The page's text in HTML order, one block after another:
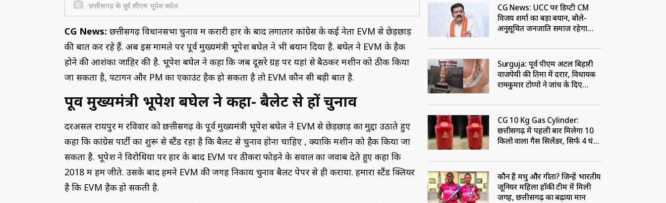
छत्तीसगढ़ के पूर्व सीएम भूपेश बघेल
CG News: छत्तीसगढ़ विधानसभा चुनाव में करारी हार के बाद लगातार कांग्रेस के कई नेता EVM से छेड़छाड़
की बात कर रहे हैं. अब इस मामले पर पूर्व मुख्यमंत्री भूपेश बघेल ने भी बयान दिया है. बघेल ने EVM के हैक
होने की आशंका जाहिर की है. भूपेश बघेल ने कहा कि जब दूसरे ग्रह पर यहां से बैठकर मशीन को ठीक किया
जा सकता है, पेंटागन और PM का एकाउंट हैक हो सकता है तो EVM कौन सी बड़ी बात है.
पूर्व मुख्यमंत्री भूपेश बघेल ने कहा- बैलेट से हों चुनाव
दरअसल रायपुर में रविवार को छत्तीसगढ़ के पूर्व मुख्यमंत्री भूपेश बघेल ने EVM से छेड़छाड़ का मुद्दा उठाते हुए
कहा कि कांग्रेस पार्टी का शुरू से स्टैंड रहा है कि बैलट से चुनाव होना चाहिए , क्योंकि मशीन को हैक किया जा
सकता है. भूपेश ने विरोधियों पर हार के बाद EVM पर ठीकरा फोड़ने के सवाल का जवाब देते हुए कहा कि
2018 में हम जीते. उसके बाद हमने EVM की जगह निकाय चुनाव बैलट पेपर से ही कराया. हमारा स्टैंड क्लियर
है कि EVM हैक हो सकती है.
CG News: UCC पर डिप्टी CM
विजय शर्मा का बड़ा बयान, बोले-
अनुसूचित जनजाति समाज रहेगा
Surguja: पूर्व पीएम अटल बिहारी
वाजपेयी की प्रतिमा में दरार, विधायक
रामकुमार टोप्पो ने जांच के दिए
CG 10 Kg Gas Cylinder:
छत्तीसगढ़ में पहली बार मिलेगा 10
किलो वाला गैस सिलेंडर, सिर्फ 4 घंटे
बुकिंग
कौन हैं मधु और गीता? जिन्हें भारतीय
जूनियर महिला हॉकी टीम में मिली
जगह, छत्तीसगढ़ का बढ़ाया मान